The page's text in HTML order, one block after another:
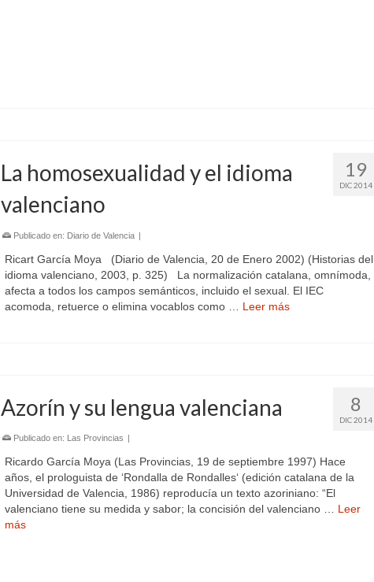
19
DIC 2014
La homosexualidad y el idioma
valenciano
Publicado en: Diario de Valencia |
Ricart García Moya (Diario de Valencia, 20 de Enero 2002) (Historias del
idioma valenciano, 2003, p. 325) La normalización catalana, omnímoda,
afecta a todos los campos semánticos, incluido el sexual. El IEC
acomoda, retuerce o elimina vocablos como … Leer más
8
DIC 2014
Azorín y su lengua valenciana
Publicado en: Las Provincias
Ricardo García Moya (Las Provincias, 19 de septiembre 1997) Hace
años, el prologuista de ‘Rondalla de Rondalles‘ (edición catalana de la
Universidad de Valencia, 1986) reproducía un texto azoriniano: “El
valenciano tiene su medida y sabor; la concisión del valenciano … Leer
más